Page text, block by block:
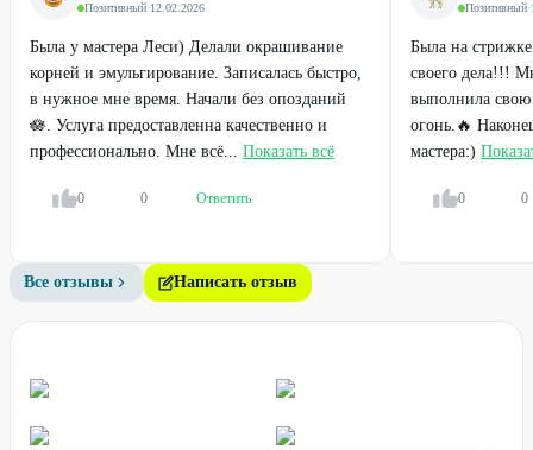
Позитивный·12.02.2026
Была у мастера Леси) Делали окрашивание
корней и эмульгирование. Записалась быстро,
в нужное мне время. Начали без опозданий
🪷. Услуга предоставленна качественно и
профессионально. Мне всё... Показать всё
0 0 Ответить
Позитивный·
Была на
своего дела!!!
выполнила свою
огонь.🔥
мастера:)
0 0
Все отзывы Написать отзыв